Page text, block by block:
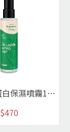
植萃膠原蛋白保濕噴霧100ml
$470